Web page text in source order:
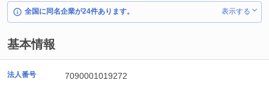
全国に同名企業が24件あります。 表示する
基本情報
法人番号 7090001019272